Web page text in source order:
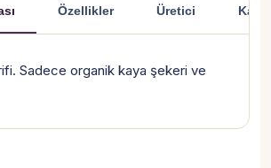
Özellikler Üretici
Sadece organik kaya şekeri ve